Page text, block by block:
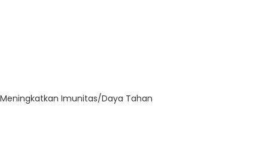
Meningkatkan Imunitas/Daya Tahan